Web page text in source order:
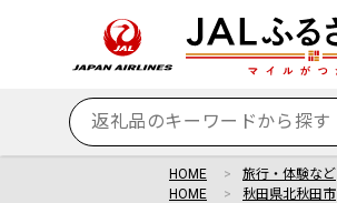
HOME 旅行・体験など
HOME
秋田県北秋田市